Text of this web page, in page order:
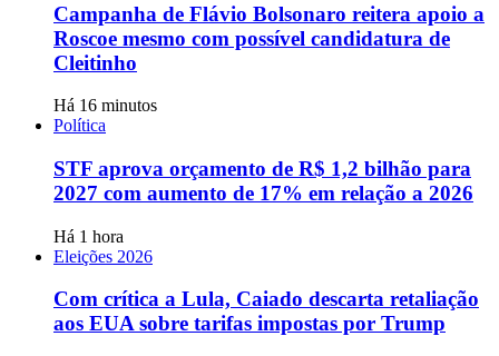
Campanha de Flávio Bolsonaro reitera apoio a
Roscoe mesmo com possível candidatura de
Cleitinho
Há 16 minutos
Política
STF aprova orçamento de R$ 1,2 bilhão para
2027 com aumento de 17% em relação a 2026
Há 1 hora
Eleições 2026
Com crítica a Lula, Caiado descarta retaliação
aos EUA sobre tarifas impostas por Trump